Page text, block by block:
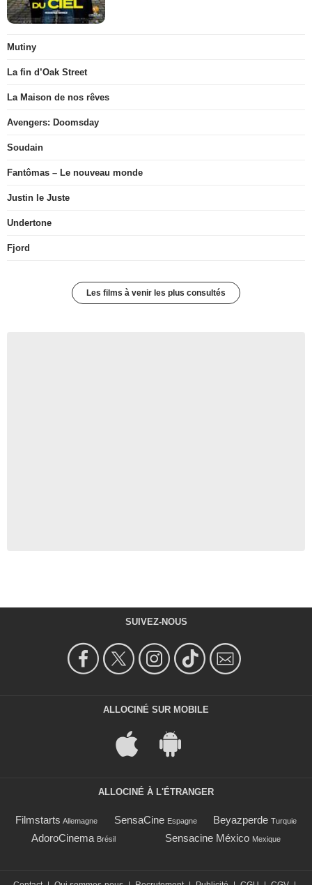
Mutiny
La fin d’Oak Street
La Maison de nos rêves
Avengers: Doomsday
Soudain
Fantômas – Le nouveau monde
Justin le Juste
Undertone
Fjord
Les films à venir les plus consultés
SUIVEZ-NOUS
ALLOCINÉ SUR MOBILE
ALLOCINÉ À L'ÉTRANGER
Filmstarts Allemagne SensaCine Espagne Beyazperde Turquie
AdoroCinema Brésil Sensacine México Mexique